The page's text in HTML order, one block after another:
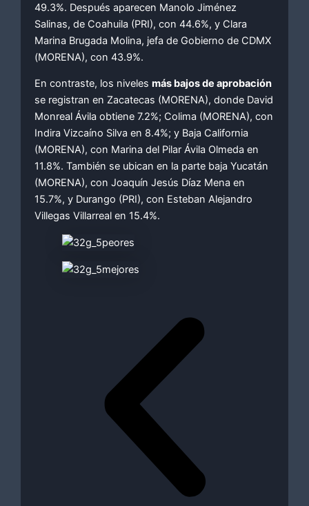
49.3%. Después aparecen Manolo Jiménez
Salinas, de Coahuila (PRI), con 44.6%, y Clara
Marina Brugada Molina, jefa de Gobierno de CDMX
(MORENA), con 43.9%.
En contraste, los nivelesmás bajos de aprobación
se registran en Zacatecas (MORENA), donde David
Monreal Ávila obtiene 7.2%; Colima (MORENA), con
Indira Vizcaíno Silva en 8.4%; y Baja California
(MORENA), con Marina del Pilar Ávila Olmeda en
11.8%. También se ubican en la parte baja Yucatán
(MORENA), con Joaquín Jesús Díaz Mena en
15.7%, y Durango (PRI), con Esteban Alejandro
Villegas Villarreal en 15.4%.